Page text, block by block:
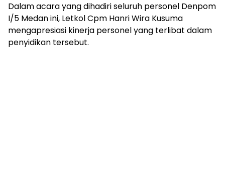
Dalam acara yang dihadiri seluruh personel Denpom
I/5 Medan ini, Letkol Cpm Hanri Wira Kusuma
mengapresiasi kinerja personel yang terlibat dalam
penyidikan tersebut.